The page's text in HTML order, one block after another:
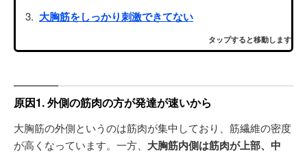
大胸筋をしっかり刺激できてない
タップすると移動します
原因1. 外側の筋肉の方が発達が速いから
大胸筋の外側というのは筋肉が集中しており、筋繊維の密度
が高くなっています。一方、 大胸筋内側は筋肉が上部、中